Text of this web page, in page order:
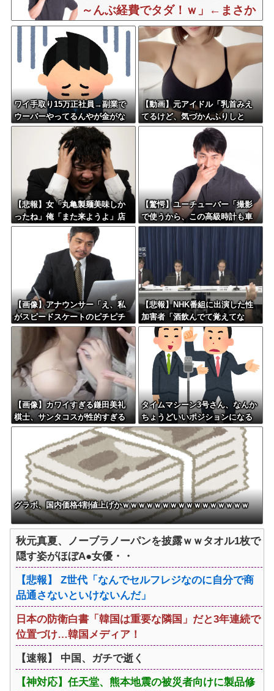
～んぶ経費でタダ！ｗ」←まさか
コレ本気にしてる奴なんておらん
よな？よな？w w w w w w w w w
ワイ手取り15万正社員→副業で
ウーバーやってるんやが金がな
い
【動画】元アイドル「乳首みえ
てるけど、気づかんふりしと
こ」
【悲報】女「丸亀製麺美味しか
ったね」俺「また来ようよ」店
員「お会計2380円になりまー
す」→その後『こう』なったん
だが俺悪くないよ
な？？？？？？？？
【驚愕】ユーチューバー「撮影
で使うから、この高級時計も車
もぜ～んぶ経費でタダ！ｗ」←
ておらんよな？よな？w w w w
w w w w w w w
【画像】アナウンサー「え、私
がスピードスケートのピチピチ
ユニフォーム着るんですか…？ﾑ
ﾁｨ！！」←これはお前らに刺さ
るやろw w w w w w w w
【悲報】NHK番組に出演した性
加害者「酒飲んでて覚えてな
い」
【画像】カワイすぎる鎌田美礼
棋士、サンタコスが性的すぎる
タイムマシーン3号さん、なんか
ちょうどいいポジションになる
グラボ、国内価格4割値上げかｗｗｗｗｗｗｗｗｗｗｗｗｗｗｗｗ
秋元真夏、ノーブラノーパンを披露ｗｗタオル1枚で
隠す姿がほぼA●女優・・
【悲報】 Z世代「なんでセルフレジなのに自分で商
品通さないといけないんだ」
日本の防衛白書「韓国は重要な隣国」だと3年連続で
位置づけ…韓国メディア！
【速報】 中国、ガチで逝く
【神対応】任天堂、熊本地震の被災者向けに製品修